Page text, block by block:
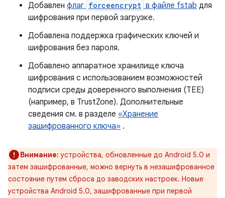
Добавлен флаг forceencrypt в файле fstab для
шифрования при первой загрузке.
Добавлена ​​поддержка графических ключей и
шифрования без пароля.
Добавлено аппаратное хранилище ключа
шифрования с использованием возможностей
подписи среды доверенного выполнения (TEE)
(например, в TrustZone). Дополнительные
сведения см. в разделе «Хранение
зашифрованного ключа» .
Внимание: устройства, обновленные до Android 5.0 и
затем зашифрованные, можно вернуть в незашифрованное
состояние путем сброса до заводских настроек. Новые
устройства Android 5.0, зашифрованные при первой